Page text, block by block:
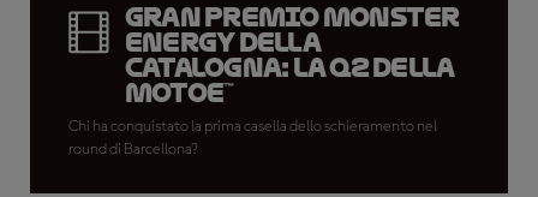
Gran Premio Monster
Energy della
Catalogna: la Q2 della
MotoE™
Chi ha conquistato la prima casella dello schieramento nel
round di Barcellona?